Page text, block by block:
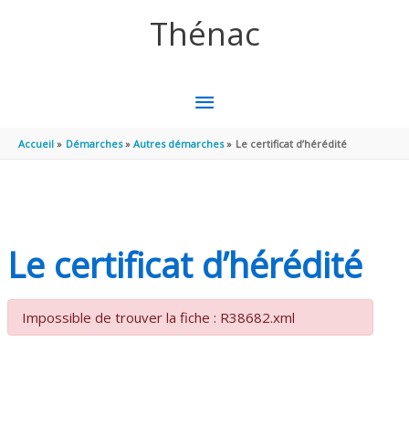
Thénac
MENU
PRINCIPAL
Accueil Démarches Autres démarches Le certificat d’hérédité
Le certificat d’hérédité
Impossible de trouver la fiche : R38682.xml